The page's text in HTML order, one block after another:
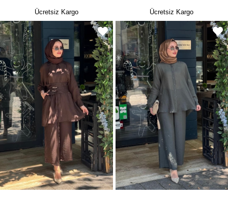
Ücretsiz Kargo Ücretsiz Kargo